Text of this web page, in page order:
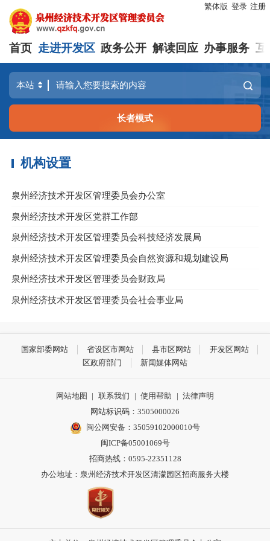
繁体版 登录 注册
首页 走进开发区 政务公开 解读回应 办事服务 互
长者模式
机构设置
泉州经济技术开发区管理委员会办公室
泉州经济技术开发区党群工作部
泉州经济技术开发区管理委员会科技经济发展局
泉州经济技术开发区管理委员会自然资源和规划建设局
泉州经济技术开发区管理委员会财政局
泉州经济技术开发区管理委员会社会事业局
国家部委网站 省设区市网站 县市区网站
开发区网站
区政府部门
新闻媒体网站
网站地图 | 联系我们 | 使用帮助 | 法律声明
网站标识码：3505000026
闽公网安备：35059102000010号
闽ICP备05001069号
招商热线：0595-22351128
办公地址：泉州经济技术开发区清濛园区招商服务大楼